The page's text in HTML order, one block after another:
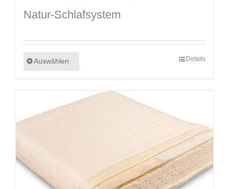
Natur-Schlafsystem
Auswählen Details